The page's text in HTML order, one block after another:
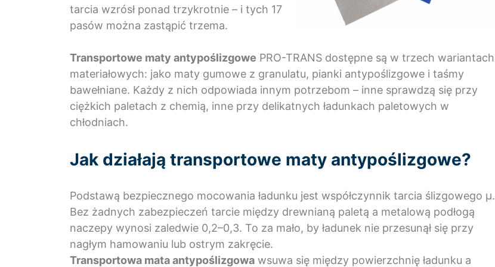
tarcia wzrósł ponad trzykrotnie – i tych 17
pasów można zastąpić trzema.
Transportowe maty antypoślizgowe PRO-TRANS dostępne są w trzech wariantach
materiałowych: jako maty gumowe z granulatu, pianki antypoślizgowe i taśmy
bawełniane. Każdy z nich odpowiada innym potrzebom – inne sprawdzą się przy
ciężkich paletach z chemią, inne przy delikatnych ładunkach paletowych w
chłodniach.
Jak działają transportowe maty antypoślizgowe?
Podstawą bezpiecznego mocowania ładunku jest współczynnik tarcia ślizgowego μ.
Bez żadnych zabezpieczeń tarcie między drewnianą paletą a metalową podłogą
naczepy wynosi zaledwie 0,2–0,3. To za mało, by ładunek nie przesunął się przy
nagłym hamowaniu lub ostrym zakręcie.
Transportowa mata antypoślizgowa wsuwa się między powierzchnię ładunku a